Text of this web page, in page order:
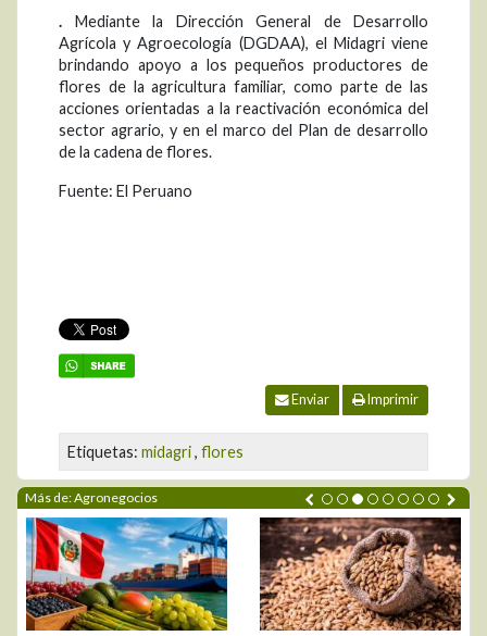
. Mediante la Dirección General de Desarrollo
Agrícola y Agroecología (DGDAA), el Midagri viene
brindando apoyo a los pequeños productores de
flores de la agricultura familiar, como parte de las
acciones orientadas a la reactivación económica del
sector agrario, y en el marco del Plan de desarrollo
de la cadena de flores.
Fuente: El Peruano
Enviar Imprimir
Etiquetas: midagri, flores
Más de: Agronegocios